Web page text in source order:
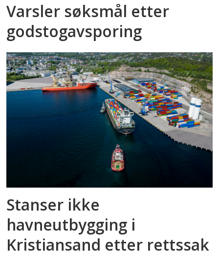
Varsler søksmål etter
godstog­avsporing
Stanser ikke
havneutbygging i
Kristiansand etter rettssak